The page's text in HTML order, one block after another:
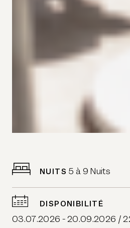
NUITS 5 à 9 Nuits
DISPONIBILITÉ
03.07.2026 - 20.09.2026 /